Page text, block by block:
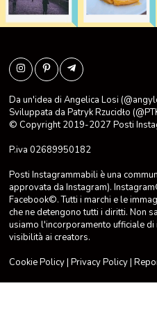
Da un'idea di Angelica Losi
Sviluppata daPatryk Rzucidło
© Copyright 2019-2027Posti
P.iva 02689950182
Posti Instagrammabili è una
approvata da Instagram).
Facebook©. Tutti i marchi e le
che ne detengono tutti i diritti. Non
usiamo l'incorporamento ufficiale
visibilità ai creators.
Cookie Policy|Privacy Policy|